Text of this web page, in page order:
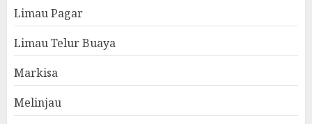
Limau Pagar
Limau Telur Buaya
Markisa
Melinjau